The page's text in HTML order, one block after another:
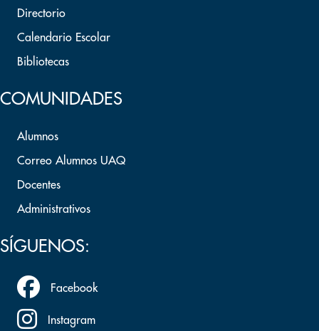
Directorio
Calendario Escolar
Bibliotecas
COMUNIDADES
Alumnos
Correo Alumnos UAQ
Docentes
Administrativos
SÍGUENOS:
Facebook
Instagram